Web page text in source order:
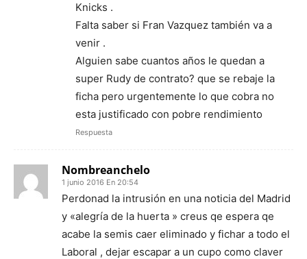
Knicks .
Falta saber si Fran Vazquez también va a
venir .
Alguien sabe cuantos años le quedan a
super Rudy de contrato? que se rebaje la
ficha pero urgentemente lo que cobra no
esta justificado con pobre rendimiento
Respuesta
Nombreanchelo
1 junio 2016 En 20:54
Perdonad la intrusión en una noticia del Madrid
y «alegría de la huerta » creus qe espera qe
acabe la semis caer eliminado y fichar a todo el
Laboral , dejar escapar a un cupo como claver